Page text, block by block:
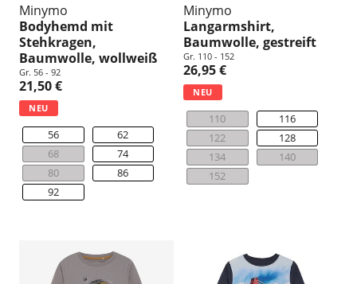
Minymo
Bodyhemd mit
Stehkragen,
Baumwolle, wollweiß
Gr. 56 - 92
21,50 €
NEU
56
62
68
74
80
86
92
Minymo
Langarmshirt,
Baumwolle, gestreift
Gr. 110 - 152
26,95 €
NEU
110
116
122
128
134
140
152